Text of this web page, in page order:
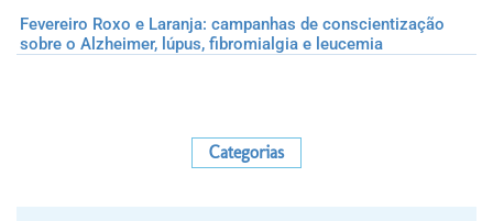
Fevereiro Roxo e Laranja: campanhas de conscientização
sobre o Alzheimer, lúpus, fibromialgia e leucemia
Categorias